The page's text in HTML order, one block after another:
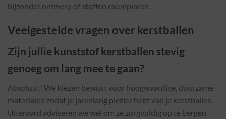
bijzonder ontwerp of stoffen exemplaren.
Veelgestelde vragen over kerstballen
Zijn jullie kunststof kerstballen stevig
genoeg om lang mee te gaan?
Absoluut! We kiezen bewust voor hoogwaardige, duurzame
materialen zodat je jarenlang plezier hebt van je kerstballen.
Uiteraard adviseren we wel om ze zorgvuldig op te bergen